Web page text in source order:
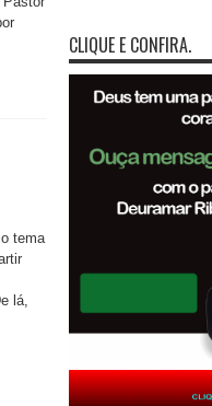
tema
lá,
CLIQUE E CONFIRA.